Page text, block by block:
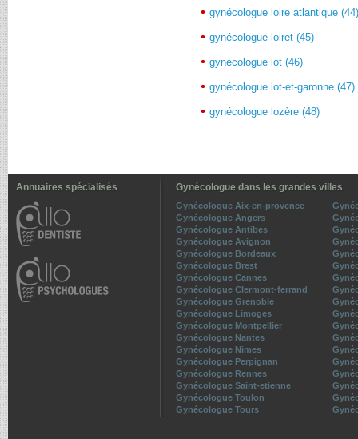
gynécologue loire atlantique
gynécologue loiret (45)
gynécologue lot (46)
gynécologue lot-et-garonne (47)
gynécologue lozère (48)
Annuaires spécialisés Gynécologue dans les grandes villes
Gynécologue Aix-en-provence
Gynécologue Angers
Gynécologue Antibes
Gynécologue Avignon
Gynécologue Bordeaux
Gynécologue Brest
Gynécologue Cannes
Gynécologue Clermont-ferrand
Gynécologue Grenoble
Gynécologue Limoges
Gynécologue Montpellier
Gynécologue Nantes
Gynécologue Nimes
Gynécologue Perpignan
Gynécologue Rennes
Gynécologue Saint-etienne
Gynécologue Toulon
Gynécologue Tours